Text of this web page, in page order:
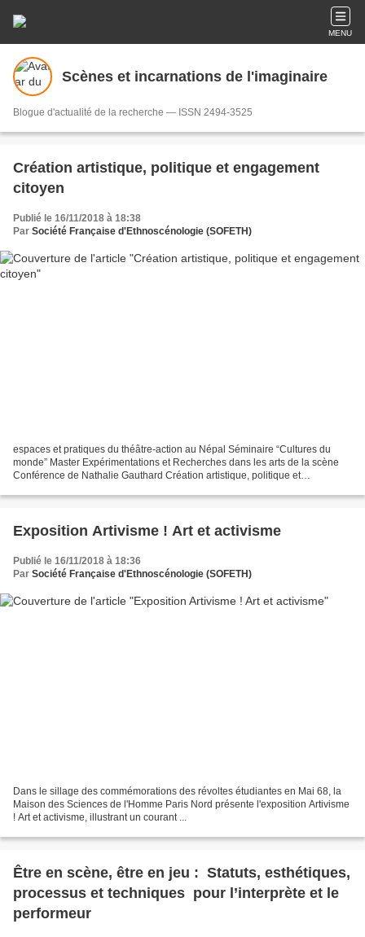
MENU
Scènes et incarnations de l'imaginaire
Blogue d'actualité de la recherche — ISSN 2494-3525
Création artistique, politique et engagement
citoyen
Publié le 16/11/2018 à 18:38
Par Société Française d'Ethnoscénologie (SOFETH)
espaces et pratiques du théâtre-action au Népal Séminaire “Cultures du
monde” Master Expérimentations et Recherches dans les arts de la scène
Conférence de Nathalie Gauthard Création artistique, politique et
Exposition Artivisme ! Art et activisme
Publié le 16/11/2018 à 18:36
Par Société Française d'Ethnoscénologie (SOFETH)
Dans le sillage des commémorations des révoltes étudiantes en Mai 68, la
Maison des Sciences de l'Homme Paris Nord présente l'exposition Artivisme
! Art et activisme, illustrant un courant ...
Être en scène, être en jeu : Statuts, esthétiques,
processus et techniques pour l’interprète et le
performeur